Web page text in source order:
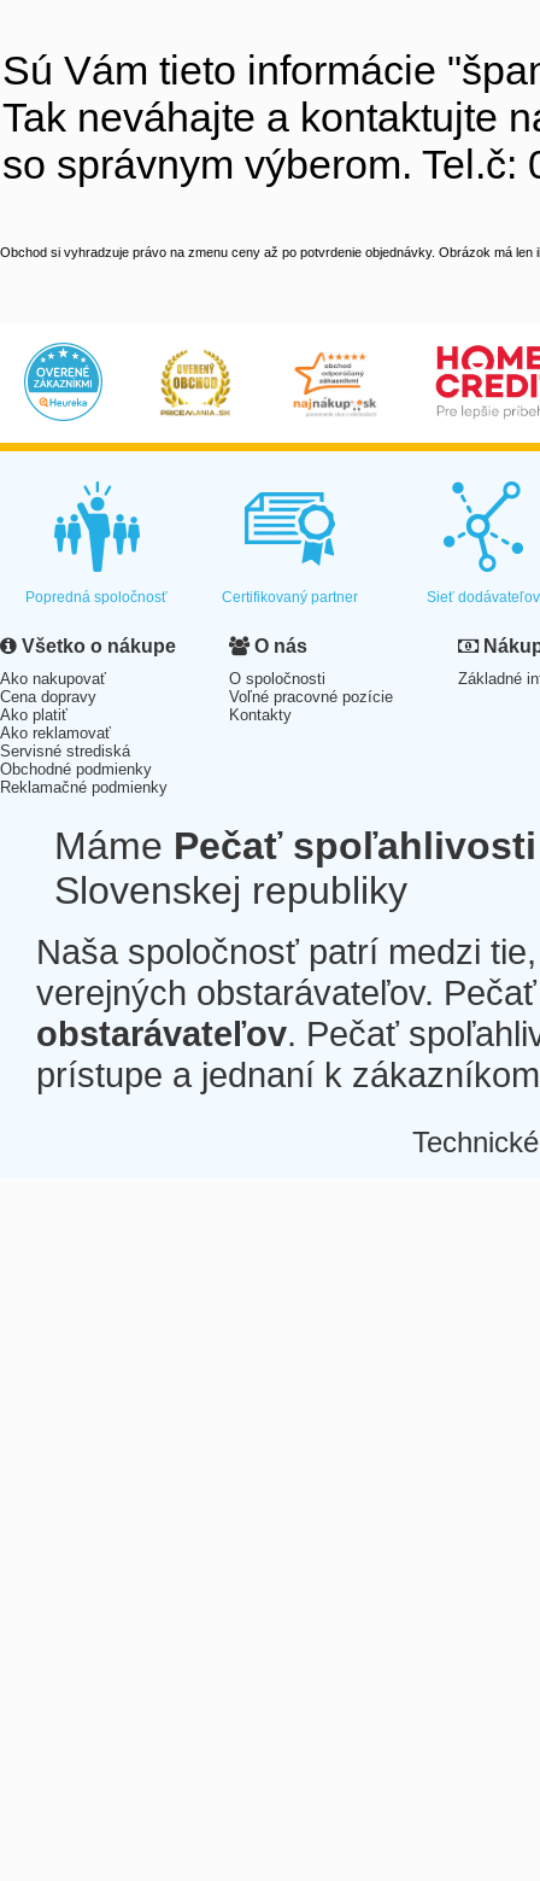
Sú Vám tieto informácie
Tak neváhajte a kontaktujte
so správnym výberom. Tel.č:
Obchod si vyhradzuje právo na zmenu ceny až po potvrdenie objednávky. Obrázok má len
Popredná spoločnosť Certifikovaný partner Sieť dodávateľov
Všetko o nákupe
Ako nakupovať
Cena dopravy
Ako platiť
Ako reklamovať
Servisné strediská
Obchodné podmienky
Reklamačné podmienky
O nás
O spoločnosti
Voľné pracovné pozície
Kontakty
Základné
Máme Pečať spoľahlivosti
Slovenskej republiky
Naša spoločnosť patrí medzi
verejných obstarávateľov.
obstarávateľov. Pečať
prístupe a jednaní k